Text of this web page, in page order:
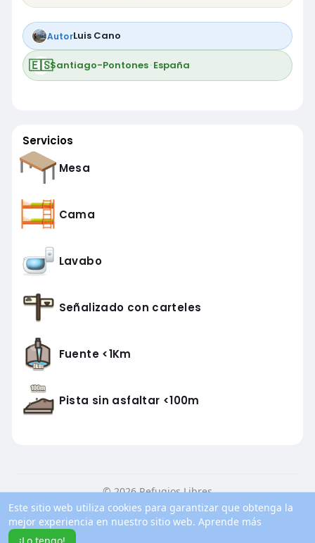
Este sitio web utiliza cookies para garantizar que obtenga la
mejor experiencia en nuestro sitio web. Aprende más
AutorLuis Cano
🇪🇸Santiago-Pontones·España
Servicios
Mesa
Cama
Lavabo
Señalizado con carteles
Fuente <1Km
Pista sin asfaltar <100m
© 2026 Refugios Libres
Inicio
Conocenos Contacto
Política de privacidad
Condiciones de uso
Blog
Más información